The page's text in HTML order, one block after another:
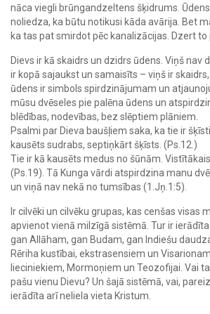
nāca viegli brūngandzeltens šķidrums.
noliedza, ka būtu notikusi kāda avārija. Bet
ka tas pat smirdot pēc kanalizācijas. Dzert to
Dievs ir kā skaidrs un dzidrs ūdens. Viņš nav
ir kopā sajaukst un samaisīts – viņš ir
ūdens ir simbols spirdzinājumam un
mūsu dvēseles pie palēna ūdens un
blēdības, nodevības, bez slēptiem plāniem.
Psalmi par Dieva baušļiem saka, ka tie ir
kausēts sudrabs, septiņkārt šķīsts. (Ps.12.)
Tie ir kā kausēts medus no šūnām.
(Ps.19). Tā Kunga vārdi atspirdzina manu
un viņā nav nekā no tumsības (1.Jņ.1:5).
Ir cilvēki un cilvēku grupas, kas cenšas visas
apvienot vienā milzīgā sistēmā. Tur ir
gan Allāham, gan Budam, gan Indiešu
Rēriha kustībai, ekstrasensiem un
lieciniekiem, Mormoņiem un Teozofijai. Vai
pašu vienu Dievu? Un šajā sistēmā, vai,
ierādīta arī neliela vieta Kristum.